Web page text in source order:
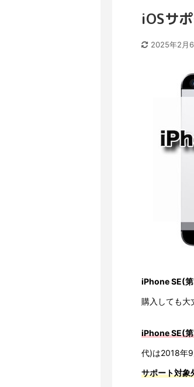
iOSサ
2025年2月
iPhone SE(
購入しても大
iPhone SE(
代)は2018年
サポート対